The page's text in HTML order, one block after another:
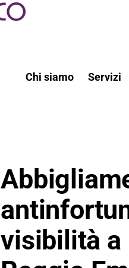
Chi siamo Servizi
visibilità a